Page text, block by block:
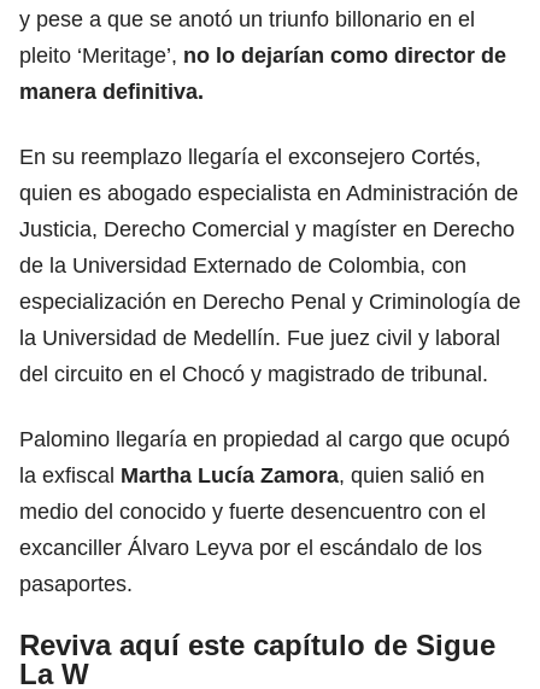
y pese a que se anotó un triunfo billonario en el
pleito ‘Meritage’, no lo dejarían como director de
manera definitiva.
En su reemplazo llegaría el exconsejero Cortés,
quien es abogado especialista en Administración de
Justicia, Derecho Comercial y magíster en Derecho
de la Universidad Externado de Colombia, con
especialización en Derecho Penal y Criminología de
la Universidad de Medellín. Fue juez civil y laboral
del circuito en el Chocó y magistrado de tribunal.
Palomino llegaría en propiedad al cargo que ocupó
la exfiscal Martha Lucía Zamora, quien salió en
medio del conocido y fuerte desencuentro con el
excanciller Álvaro Leyva por el escándalo de los
pasaportes.
Reviva aquí este capítulo de Sigue
La W